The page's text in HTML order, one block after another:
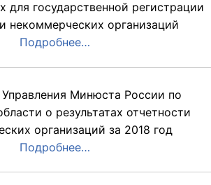
для государственной регистрации
некоммерческих организаций
Подробнее…
Минюста России по
о результатах отчетности
организаций за 2018 год
Подробнее…